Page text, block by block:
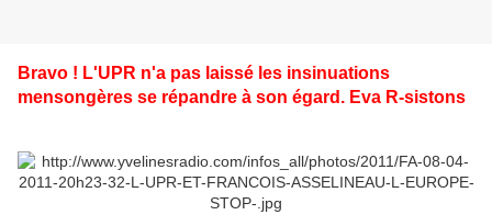
Bravo ! L'UPR n'a pas laissé les insinuations
mensongères se répandre à son égard. Eva R-sistons